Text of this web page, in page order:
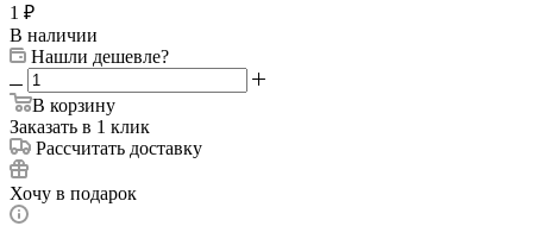
1 ₽
В наличии
Нашли дешевле?
В корзину
Заказать в 1 клик
Рассчитать доставку
Хочу в подарок